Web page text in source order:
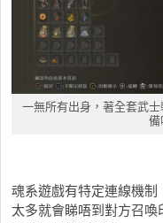
一無所有出身，著全套武
備
魂系遊戲有特定連線機
太多就會睇唔到對方召